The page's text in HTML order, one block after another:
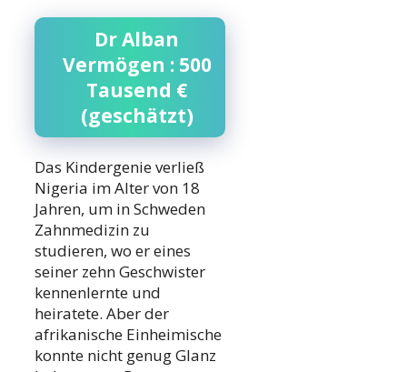
Dr Alban
Vermögen : 500
Tausend €
(geschätzt)
Das Kindergenie verließ
Nigeria im Alter von 18
Jahren, um in Schweden
Zahnmedizin zu
studieren, wo er eines
seiner zehn Geschwister
kennenlernte und
heiratete. Aber der
afrikanische Einheimische
konnte nicht genug Glanz